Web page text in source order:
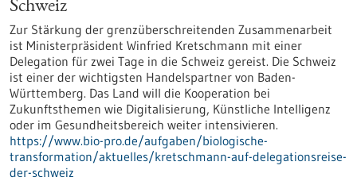
Schweiz
Zur Stärkung der grenzüberschreitenden Zusammenarbeit
ist Ministerpräsident Winfried Kretschmann mit einer
Delegation für zwei Tage in die Schweiz gereist. Die Schweiz
ist einer der wichtigsten Handelspartner von Baden-
Württemberg. Das Land will die Kooperation bei
Zukunftsthemen wie Digitalisierung, Künstliche Intelligenz
oder im Gesundheitsbereich weiter intensivieren.
https://www.bio-pro.de/aufgaben/biologische-
transformation/aktuelles/kretschmann-auf-delegationsreise-
der-schweiz